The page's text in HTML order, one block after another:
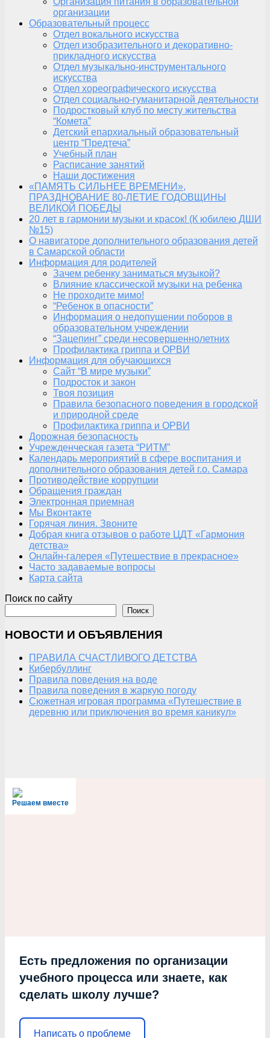
организации
Образовательный процесс
Отдел вокального искусства
Отдел изобразительного и декоративно-
прикладного искусства
Отдел музыкально-инструментального
искусства
Отдел хореографического искусства
Отдел социально-гуманитарной деятельности
Подростковый клуб по месту жительства
“Комета”
Детский епархиальный образовательный
центр “Предтеча”
Учебный план
Расписание занятий
Наши достижения
«ПАМЯТЬ СИЛЬНЕЕ ВРЕМЕНИ»,
ПРАЗДНОВАНИЕ 80-ЛЕТИЕ ГОДОВЩИНЫ
ВЕЛИКОЙ ПОБЕДЫ
20 лет в гармонии музыки и красок! (К юбилею ДШИ
№15)
О навигаторе дополнительного образования детей
в Самарской области
Информация для родителей
Зачем ребенку заниматься музыкой?
Влияние классической музыки на ребенка
Не проходите мимо!
“Ребенок в опасности”
Информация о недопущении поборов в
образовательном учреждении
“Зацепинг” среди несовершеннолетних
Профилактика гриппа и ОРВИ
Информация для обучающихся
Сайт “В мире музыки”
Подросток и закон
Твоя позиция
Правила безопасного поведения в городской
и природной среде
Профилактика гриппа и ОРВИ
Дорожная безопасность
Учрежденческая газета “РИТМ”
Календарь мероприятий в сфере воспитания и
дополнительного образования детей г.о. Самара
Противодействие коррупции
Обращения граждан
Электронная приемная
Мы Вконтакте
Горячая линия. Звоните
Добрая книга отзывов о работе ЦДТ «Гармония
детства»
Онлайн-галерея «Путешествие в прекрасное»
Часто задаваемые вопросы
Карта сайта
Поиск по сайту
Поиск
НОВОСТИ И ОБЪЯВЛЕНИЯ
ПРАВИЛА СЧАСТЛИВОГО ДЕТСТВА
Кибербуллинг
Правила поведения на воде
Правила поведения в жаркую погоду
Сюжетная игровая программа «Путешествие в
деревню или приключения во время каникул»
Решаем вместе
Есть предложения по организации
учебного процесса или знаете, как
сделать школу лучше?
Написать о проблеме